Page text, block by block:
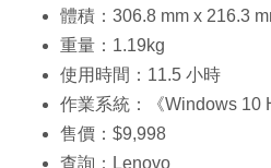
體積：306.8 mm x 216.3
重量：1.19kg
使用時間：11.5 小時
作業系統：《Windows 10
售價：$9,998
查詢：Lenovo